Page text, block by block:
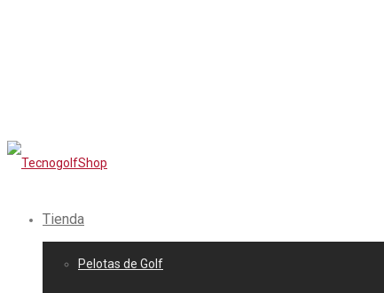
Tienda
Pelotas de Golf